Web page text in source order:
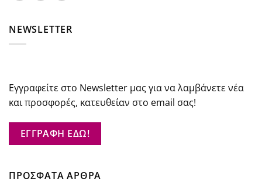
NEWSLETTER
Εγγραφείτε στο Newsletter μας για να λαμβάνετε νέα
και προσφορές, κατευθείαν στο email σας!
ΕΓΓΡΑΦΗ ΕΔΩ!
ΠΡΟΣΦΑΤΑ ΑΡΘΡΑ